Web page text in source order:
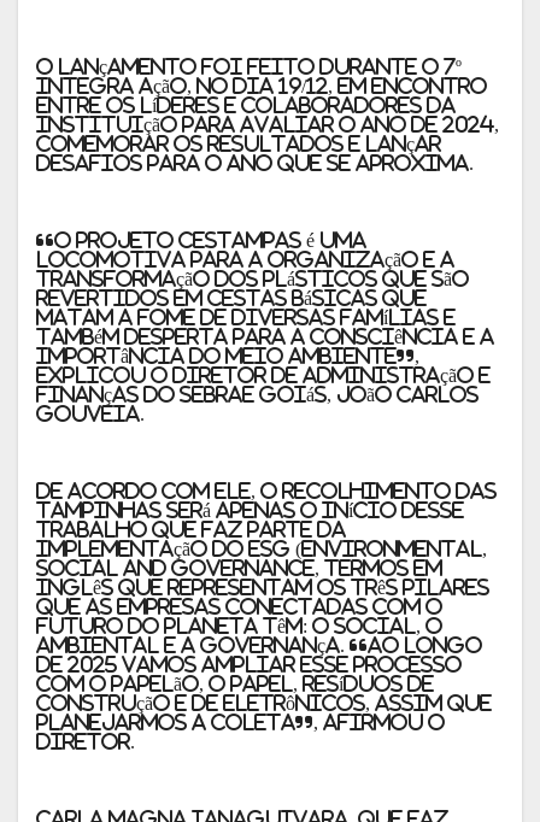
O lançamento foi feito durante o 7º
Integra Ação, no dia 19/12, em encontro
entre os líderes e colaboradores da
instituição para avaliar o ano de 2024,
comemorar os resultados e lançar
desafios para o ano que se aproxima.
“O Projeto Cestampas é uma
locomotiva para a organização e a
transformação dos plásticos que são
revertidos em cestas básicas que
matam a fome de diversas famílias e
também desperta para a consciência e a
importância do meio ambiente”,
explicou o diretor de Administração e
Finanças do Sebrae Goiás, João Carlos
Gouveia.
De acordo com ele, o recolhimento das
tampinhas será apenas o início desse
trabalho que faz parte da
implementação do ESG (Environmental,
Social and Governance, termos em
inglês que representam os três pilares
que as empresas conectadas com o
futuro do planeta têm: o Social, o
Ambiental e a Governança. “Ao longo
de 2025 vamos ampliar esse processo
com o papelão, o papel, resíduos de
construção e de eletrônicos, assim que
planejarmos a coleta”, afirmou o
diretor.
Carla Magna Ianaguivara, que faz